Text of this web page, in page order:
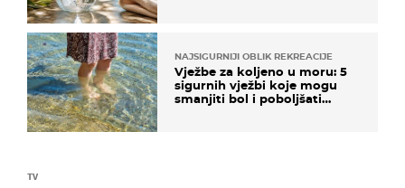
TV
NAJSIGURNIJI OBLIK REKREACIJE
Vježbe za koljeno u moru: 5
sigurnih vježbi koje mogu
smanjiti bol i poboljšati